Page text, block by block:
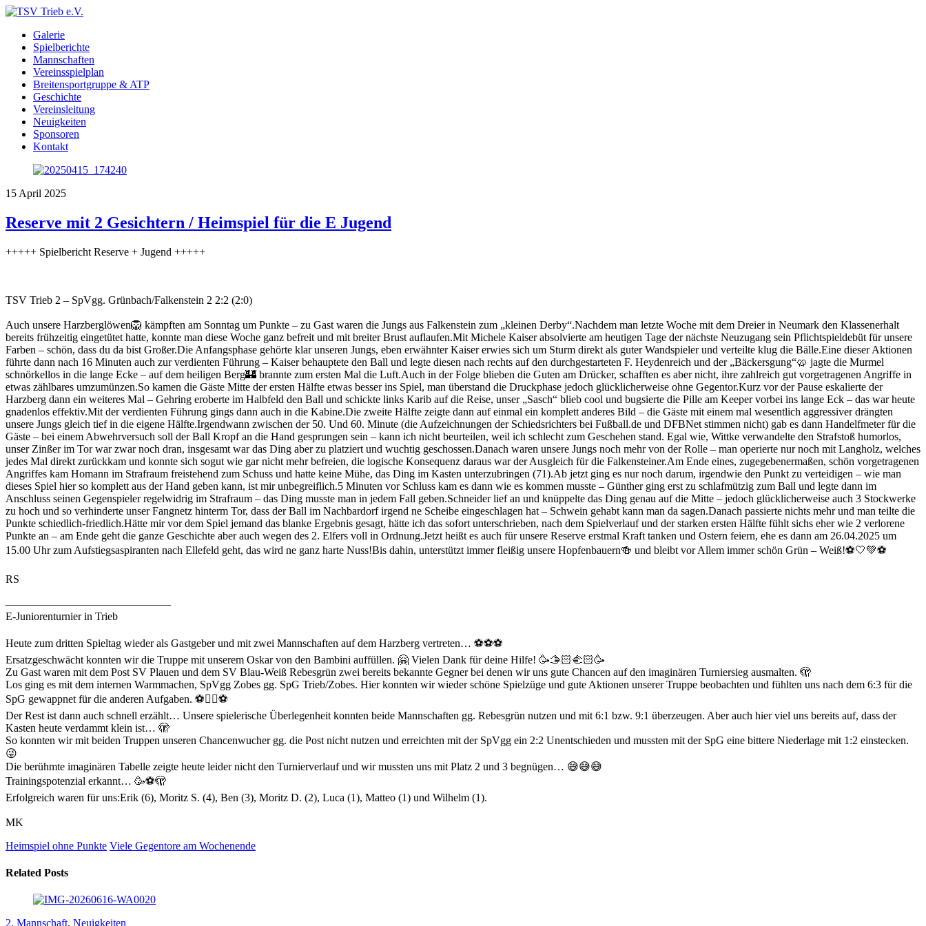
Galerie
Spielberichte
Mannschaften
Vereinsspielplan
Breitensportgruppe & ATP
Geschichte
Vereinsleitung
Neuigkeiten
Sponsoren
Kontakt
15 April 2025
Reserve mit 2 Gesichtern / Heimspiel für die E Jugend
+++++ Spielbericht Reserve + Jugend +++++
TSV Trieb 2 – SpVgg. Grünbach/Falkenstein 2 2:2 (2:0)
Auch unsere Harzberglöwen🦁 kämpften am Sonntag um Punkte – zu Gast waren die Jungs aus Falkenstein zum „kleinen Derby“.Nachdem man letzte Woche mit dem Dreier in Neumark den Klassenerhalt
bereits frühzeitig eingetütet hatte, konnte man diese Woche ganz befreit und mit breiter Brust auflaufen.Mit Michele Kaiser absolvierte am heutigen Tage der nächste Neuzugang sein Pflichtspieldebüt für unsere
Farben – schön, dass du da bist Großer.Die Anfangsphase gehörte klar unseren Jungs, eben erwähnter Kaiser erwies sich um Sturm direkt als guter Wandspieler und verteilte klug die Bälle.Eine dieser Aktionen
führte dann nach 16 Minuten auch zur verdienten Führung – Kaiser behauptete den Ball und legte diesen nach rechts auf den durchgestarteten F. Heydenreich und der „Bäckersgung“🥨 jagte die Murmel
schnörkellos in die lange Ecke – auf dem heiligen Berg🏰 brannte zum ersten Mal die Luft.Auch in der Folge blieben die Guten am Drücker, schafften es aber nicht, ihre zahlreich gut vorgetragenen Angriffe in
etwas zählbares umzumünzen.So kamen die Gäste Mitte der ersten Hälfte etwas besser ins Spiel, man überstand die Druckphase jedoch glücklicherweise ohne Gegentor.Kurz vor der Pause eskalierte der
Harzberg dann ein weiteres Mal – Gehring eroberte im Halbfeld den Ball und schickte links Karib auf die Reise, unser „Sasch“ blieb cool und bugsierte die Pille am Keeper vorbei ins lange Eck – das war heute
gnadenlos effektiv.Mit der verdienten Führung gings dann auch in die Kabine.Die zweite Hälfte zeigte dann auf einmal ein komplett anderes Bild – die Gäste mit einem mal wesentlich aggressiver drängten
unsere Jungs gleich tief in die eigene Hälfte.Irgendwann zwischen der 50. Und 60. Minute (die Aufzeichnungen der Schiedsrichters bei Fußball.de und DFBNet stimmen nicht) gab es dann Handelfmeter für die
Gäste – bei einem Abwehrversuch soll der Ball Kropf an die Hand gesprungen sein – kann ich nicht beurteilen, weil ich schlecht zum Geschehen stand. Egal wie, Wittke verwandelte den Strafstoß humorlos,
unser Zinßer im Tor war zwar noch dran, insgesamt war das Ding aber zu platziert und wuchtig geschossen.Danach waren unsere Jungs noch mehr von der Rolle – man operierte nur noch mit Langholz, welches
jedes Mal direkt zurückkam und konnte sich sogut wie gar nicht mehr befreien, die logische Konsequenz daraus war der Ausgleich für die Falkensteiner.Am Ende eines, zugegebenermaßen, schön vorgetragenen
Angriffes kam Homann im Strafraum freistehend zum Schuss und hatte keine Mühe, das Ding im Kasten unterzubringen (71).Ab jetzt ging es nur noch darum, irgendwie den Punkt zu verteidigen – wie man
dieses Spiel hier so komplett aus der Hand geben kann, ist mir unbegreiflich.5 Minuten vor Schluss kam es dann wie es kommen musste – Günther ging erst zu schlafmützig zum Ball und legte dann im
Anschluss seinen Gegenspieler regelwidrig im Strafraum – das Ding musste man in jedem Fall geben.Schneider lief an und knüppelte das Ding genau auf die Mitte – jedoch glücklicherweise auch 3 Stockwerke
zu hoch und so verhinderte unser Fangnetz hinterm Tor, dass der Ball im Nachbardorf irgend ne Scheibe eingeschlagen hat – Schwein gehabt kann man da sagen.Danach passierte nichts mehr und man teilte die
Punkte schiedlich-friedlich.Hätte mir vor dem Spiel jemand das blanke Ergebnis gesagt, hätte ich das sofort unterschrieben, nach dem Spielverlauf und der starken ersten Hälfte fühlt sichs eher wie 2 verlorene
Punkte an – am Ende geht die ganze Geschichte aber auch wegen des 2. Elfers voll in Ordnung.Jetzt heißt es auch für unsere Reserve erstmal Kraft tanken und Ostern feiern, ehe es dann am 26.04.2025 um
15.00 Uhr zum Aufstiegsaspiranten nach Ellefeld geht, das wird ne ganz harte Nuss!Bis dahin, unterstützt immer fleißig unsere Hopfenbauern🍻 und bleibt vor Allem immer schön Grün – Weiß!⚽🤍💚⚽
RS
———————————————
E-Juniorenturnier in Trieb
Heute zum dritten Spieltag wieder als Gastgeber und mit zwei Mannschaften auf dem Harzberg vertreten… ⚽⚽⚽
Ersatzgeschwächt konnten wir die Truppe mit unserem Oskar von den Bambini auffüllen. 🤗 Vielen Dank für deine Hilfe! 🥳🫱🏻‍🫲🏻🥳
Zu Gast waren mit dem Post SV Plauen und dem SV Blau-Weiß Rebesgrün zwei bereits bekannte Gegner bei denen wir uns gute Chancen auf den imaginären Turniersieg ausmalten. 🫣
Los ging es mit dem internen Warmmachen, SpVgg Zobes gg. SpG Trieb/Zobes. Hier konnten wir wieder schöne Spielzüge und gute Aktionen unserer Truppe beobachten und fühlten uns nach dem 6:3 für die
SpG gewappnet für die anderen Aufgaben. ⚽👍🏻⚽
Der Rest ist dann auch schnell erzählt… Unsere spielerische Überlegenheit konnten beide Mannschaften gg. Rebesgrün nutzen und mit 6:1 bzw. 9:1 überzeugen. Aber auch hier viel uns bereits auf, dass der
Kasten heute verdammt klein ist… 🫣
So konnten wir mit beiden Truppen unseren Chancenwucher gg. die Post nicht nutzen und erreichten mit der SpVgg ein 2:2 Unentschieden und mussten mit der SpG eine bittere Niederlage mit 1:2 einstecken.
😜
Die berühmte imaginären Tabelle zeigte heute leider nicht den Turnierverlauf und wir mussten uns mit Platz 2 und 3 begnügen… 😅😅😅
Trainingspotenzial erkannt… 🥳⚽🫣
Erfolgreich waren für uns:Erik (6), Moritz S. (4), Ben (3), Moritz D. (2), Luca (1), Matteo (1) und Wilhelm (1).
MK
Heimspiel ohne Punkte Viele Gegentore am Wochenende
Related Posts
2. Mannschaft, Neuigkeiten